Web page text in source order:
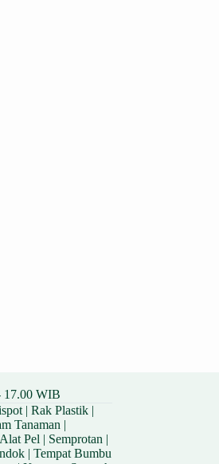
17.00 WIB
| Rak Plastik|
Tanaman |
Alat Pel | Semprotan |
| Tempat Bumbu